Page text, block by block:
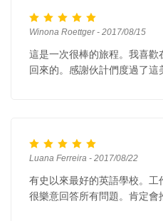
Winona Roettger - 2017/08/15
這是一次很棒的旅程。我喜
回來的。感謝伙計們度過了這
Luana Ferreira - 2017/08/22
有史以來最好的英語學校。
很樂意回答所有問題。肯定會